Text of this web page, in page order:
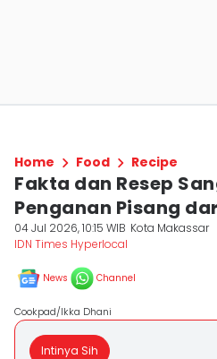
Home Food Recipe
Fakta dan Resep
Penganan Pisang
04 Jul 2026, 10:15 WIB Kota Makassar
IDN Times Hyperlocal
News Channel
Cookpad/Ikka Dhani
Intinya Sih